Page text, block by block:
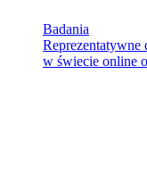
Badania
Reprezentatywne
w świecie online